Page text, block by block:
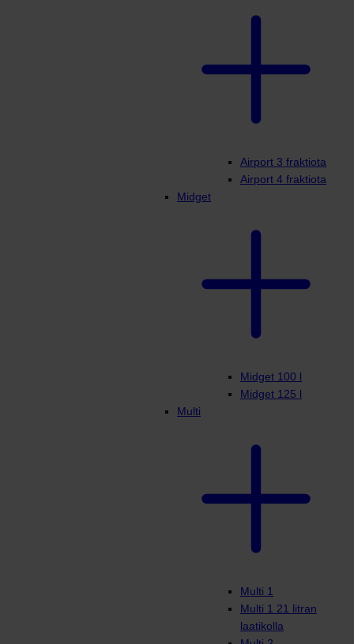
Airport 3 fraktiota
Airport 4 fraktiota
Midget
Midget 100 l
Midget 125 l
Multi
Multi 1
Multi 1 21 litran
laatikolla